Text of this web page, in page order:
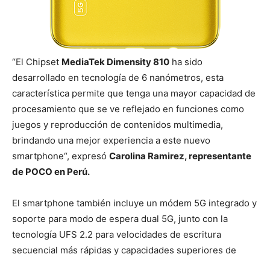
“El Chipset MediaTek Dimensity 810 ha sido
desarrollado en tecnología de 6 nanómetros, esta
característica permite que tenga una mayor capacidad de
procesamiento que se ve reflejado en funciones como
juegos y reproducción de contenidos multimedia,
brindando una mejor experiencia a este nuevo
smartphone“, expresó Carolina Ramirez, representante
de POCO en Perú.
El smartphone también incluye un módem 5G integrado y
soporte para modo de espera dual 5G, junto con la
tecnología UFS 2.2 para velocidades de escritura
secuencial más rápidas y capacidades superiores de